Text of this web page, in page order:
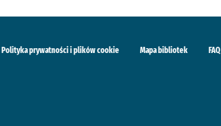
Polityka prywatności i plików cookie Mapa bibliotek FAQ